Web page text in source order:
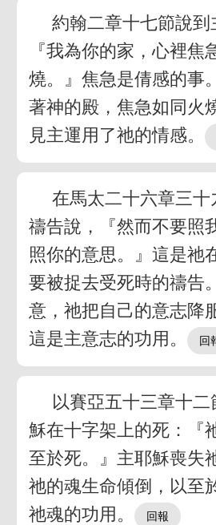
約翰二章十七節說到
『我為你的家，心裡焦
燒。』焦急是倩感的事
著神的殿，焦急如同火
見主運用了祂的情感。
在馬太二十六章三十
禱告說，『然而不要照
照你的意思。』這是祂
要被捉去受死時的禱告
意，祂把自己的意志降
這是主意志的功用。
以賽亞五十三章十
穌在十字架上的死：『
至於死。』主耶穌喪失
祂的魂生命傾倒，以至
祂魂的功用。